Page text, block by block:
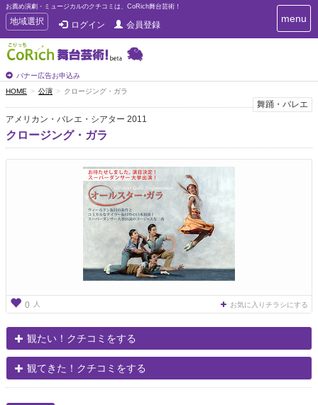
お薦め演劇・ミュージカルのクチコミは、CoRich舞台芸術！
T
o
g
g
e
n
a
v
i
g
地域選択 ログイン 会員登録
バナー広告お申込み
T
o
n
i
g
menu
HOME 公演 クロージング・ガラ
舞踊・バレエ
アメリカン・バレエ・シアター 2011
クロージング・ガラ
0 人 お気に入りチラシにする
観たい！クチコミをする
観てきた！クチコミをする